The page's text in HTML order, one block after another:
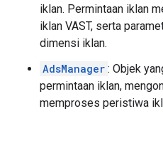
iklan. Permintaan iklan
iklan VAST, serta
dimensi iklan.
AdsManager : Objek
permintaan iklan,
memproses peristiwa